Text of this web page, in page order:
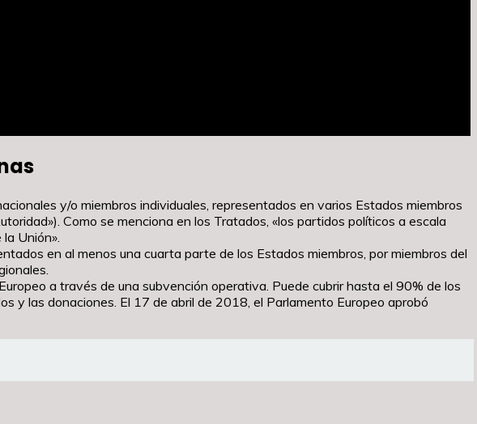
y/o miembros individuales, representados en varios Estados miembros
Como se menciona en los Tratados, «los partidos políticos a escala
Unión».
en al menos una cuarta parte de los Estados miembros, por miembros del
a través de una subvención operativa. Puede cubrir hasta el 90% de los
y las donaciones. El 17 de abril de 2018, el Parlamento Europeo aprobó